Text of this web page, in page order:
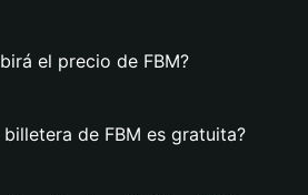
el precio de FBM?
billetera de FBM es gratuita?